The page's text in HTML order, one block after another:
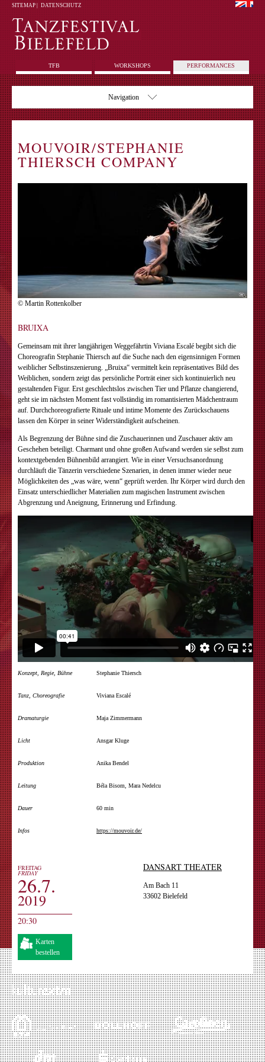
SITEMAP| DATENSCHUTZ
TFB WORKSHOPS PERFORMANCES
Navigation
MOUVOIR/STEPHANIE
THIERSCH COMPANY
© Martin Rottenkolber
BRUIXA
Gemeinsam mit ihrer langjährigen Weggefährtin Viviana Escalé begibt sich die
Choreografin Stephanie Thiersch auf die Suche nach den eigensinnigen Formen
weiblicher Selbstinszenierung. „Bruixa“ vermittelt kein repräsentatives Bild des
Weiblichen, sondern zeigt das persönliche Porträt einer sich kontinuierlich neu
gestaltenden Figur. Erst geschlechtslos zwischen Tier und Pflanze changierend,
geht sie im nächsten Moment fast vollständig im romantisierten Mädchentraum
auf. ­Durchchoreografierte Rituale und intime Momente des Zurückschauens
lassen den Körper in ­seiner Widerständigkeit aufscheinen.
Als Begrenzung der Bühne sind die Zuschauerinnen und Zuschauer ­aktiv am
Geschehen beteiligt. Charmant und ohne großen Aufwand werden sie selbst zum
kontextgebenden Bühnenbild arrangiert. Wie in einer ­Versuchsanordnung
durchläuft die Tänzerin verschiedene Szenarien, in denen immer wieder neue
Möglichkeiten des „was wäre, wenn“ geprüft werden. Ihr Körper wird durch den
Einsatz unterschiedlicher Materialien zum magischen Instrument zwischen
Abgrenzung und Aneignung, Erinnerung und Erfindung.
Konzept, Regie, Bühne Stephanie Thiersch
Tanz, Choreografie Viviana Escalé
Dramaturgie Maja Zimmermann
Licht Ansgar Kluge
Produktion Anika Bendel
Leitung Béla Bisom, Mara Nedelcu
Dauer 60 min
Infos https://mouvoir.de/
FREITAG
FRIDAY
26.7.
2019
20:30
Karten
bestellen
DANSART THEATER
Am Bach 11
33602 Bielefeld